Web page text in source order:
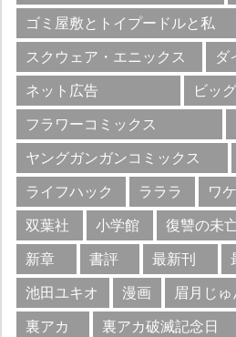
ゴミ屋敷とトイプードルと私
スクウェア・エニックス
ダ
ネット広告
ビッ
フラワーコミックス
ヤングガンガンコミックス
ライフハック
ラララ ワ
双葉社
小学館 復讐の未
新章
書評 最新刊
池田ユキオ
漫画 眉月じゅ
裏アカ
裏アカ破滅記念日